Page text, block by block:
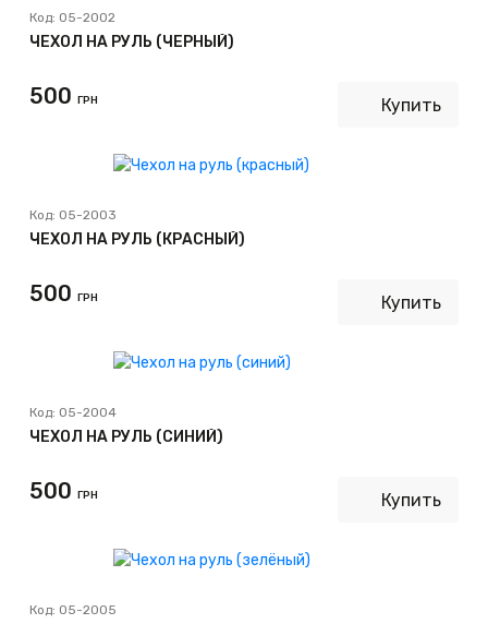
Код: 05-2002
ЧЕХОЛ НА РУЛЬ (ЧЁРНЫЙ)
500 ГРН Купить
Код: 05-2003
ЧЕХОЛ НА РУЛЬ (КРАСНЫЙ)
500 ГРН Купить
Код: 05-2004
ЧЕХОЛ НА РУЛЬ (СИНИЙ)
500 ГРН Купить
Код: 05-2005